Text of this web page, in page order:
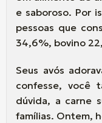
e saboroso. Por
pessoas que
34,6%, bovino
Seus avós
confesse, você
dúvida, a carne
famílias. Ontem,